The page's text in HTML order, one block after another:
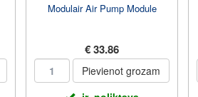
Modulair Air Pump Module
€ 33.86
Pievienot grozam